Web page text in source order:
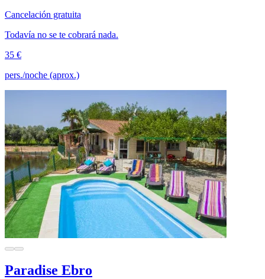
Cancelación gratuita
Todavía no se te cobrará nada.
35 €
pers./noche (aprox.)
Paradise Ebro